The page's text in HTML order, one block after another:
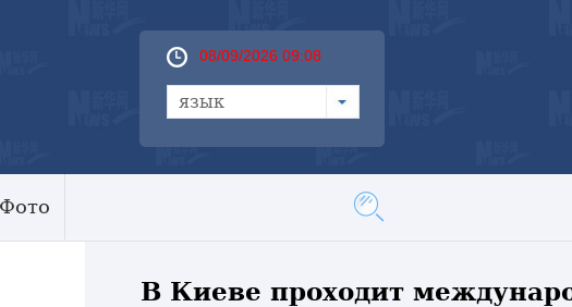
08/09/2026 09:08
язык
Фото
В Киеве проходит